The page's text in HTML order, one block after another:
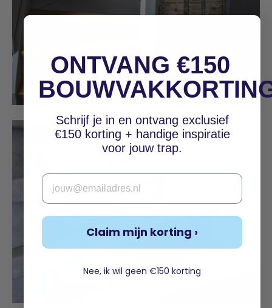
Eikenlook overzettreden
Betonlook overzettreden
ONTVANG €150
Schrijf je in en ontvang exclusief
€150 korting + handige inspiratie
voor jouw trap.
Email
Claim mijn korting ›
Nee, ik wil geen €150 korting